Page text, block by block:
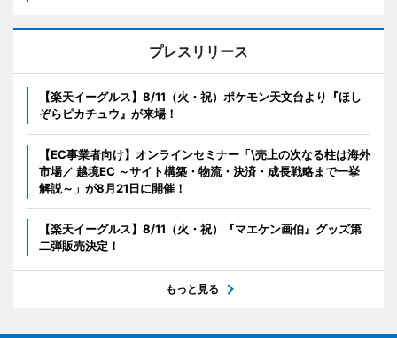
プレスリリース
【楽天イーグルス】8/11（火・祝）ポケモン天文台より『ほし
ぞらピカチュウ』が来場！
【EC事業者向け】オンラインセミナー「\売上の次なる柱は海外
市場／ 越境EC ～サイト構築・物流・決済・成長戦略まで一挙
解説～」が8月21日に開催！
【楽天イーグルス】8/11（火・祝）『マエケン画伯』グッズ第
二弾販売決定！
もっと見る